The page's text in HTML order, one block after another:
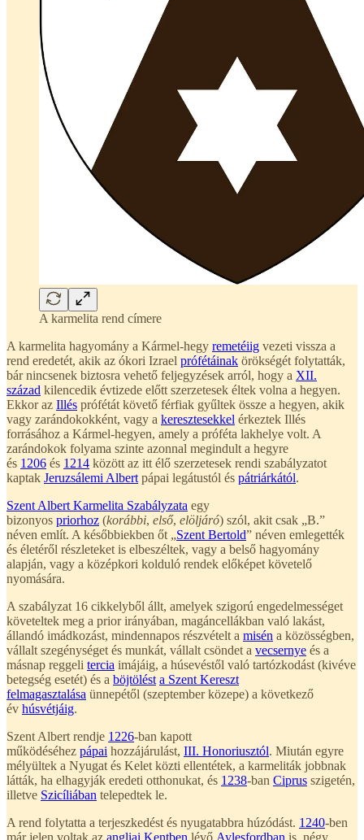
A karmelita rend címere
A karmelita hagyomány a Kármel-hegy remetéiig vezeti vissza a
rend eredetét, akik az ókori Izrael prófétáinak örökségét folytatták,
bár nincsenek biztosra vehető feljegyzések arról, hogy a XII.
század kilencedik évtizede előtt szerzetesek éltek volna a hegyen.
Ekkor az Illés prófétát követő férfiak gyűltek össze a hegyen, akik
vagy zarándokokként, vagy a keresztesekkel érkeztek Illés
forrásához a Kármel-hegyen, amely a próféta lakhelye volt. A
zarándokok folyama szinte azonnal megindult a hegyre
és 1206 és 1214 között az itt élő szerzetesek rendi szabályzatot
kaptak Jeruzsálemi Albert pápai legátustól és pátriárkától.
Szent Albert Karmelita Szabályzata egy
bizonyos priorhoz (korábbi, első, elöljáró) szól, akit csak „B.”
néven említ. A későbbiekben őt „Szent Bertold” néven emlegették
és életéről részleteket is elbeszéltek, vagy a belső hagyomány
alapján, vagy a középkori kolduló rendek előképet követelő
nyomására.
A szabályzat 16 cikkelyből állt, amelyek szigorú engedelmességet
követeltek meg a prior irányában, magáncellákban való lakást,
állandó imádkozást, mindennapos részvételt a misén a közösségben,
vállalt szegénységet és munkát, vállalt csöndet a vecsernye és a
másnap reggeli tercia imájáig, a húsevéstől való tartózkodást (kivéve
betegség esetét) és a böjtölést a Szent Kereszt
felmagasztalása ünnepétől (szeptember közepe) a következő
év húsvétjáig.
Szent Albert rendje 1226-ban kapott
működéséhez pápai hozzájárulást, III. Honoriusztól. Miután egyre
mélyültek a Nyugat és Kelet közti ellentétek, a karmeliták jobbnak
látták, ha elhagyják eredeti otthonukat, és 1238-ban Ciprus szigetén,
illetve Szicíliában telepedtek le.
A rend folytatta a terjeszkedést és nyugatabbra húzódást. 1240-ben
már jelen voltak az angliai Kentben lévő Aylesfordban is, négy